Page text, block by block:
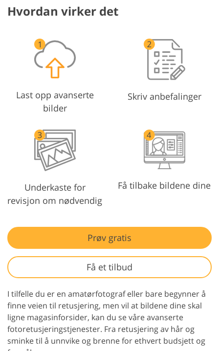
Hvordan virker det
Last opp avanserte
bilder
Skriv anbefalinger
Underkaste for
revisjon om nødvendig
Få tilbake bildene dine
Prøv gratis
Få et tilbud
I tilfelle du er en amatørfotograf eller bare begynner å
finne veien til retusjering, men vil at bildene dine skal
ligne magasinforsider, kan du se våre avanserte
fotoretusjeringstjenester. Fra retusjering av hår og
sminke til å unnvike og brenne for ethvert budsjett og